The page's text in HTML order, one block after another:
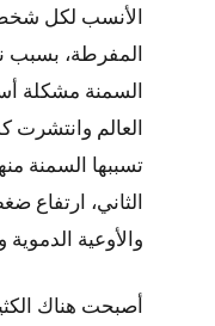
الأنسب لكل
المفرطة، بسبب
السمنة مشكلة
العالم وانتشرت
تسببها السمنة
الثاني، ارتفاع
والأوعية
أصبحت هناك